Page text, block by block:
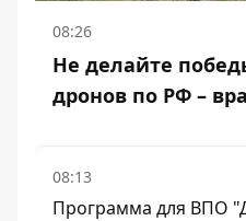
08:26
Не делайте
дронов по РФ –
08:13
Программа для ВПО